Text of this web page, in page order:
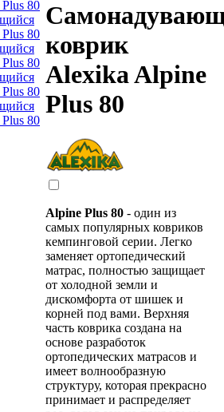
коврик
Alexika Alpine
Plus 80
Alpine Plus 80 - один из
самых популярных ковриков
кемпинговой серии. Легко
заменяет ортопедический
матрас, полностью защищает
от холодной земли и
дискомфорта от шишек и
корней под вами. Верхняя
часть коврика создана на
основе разработок
ортопедических матрасов и
имеет волнообразную
структуру, которая прекрасно
принимает и распределяет